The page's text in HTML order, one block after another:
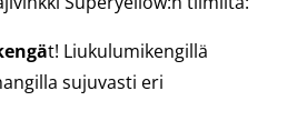
t! Liukulumikengillä
sujuvasti eri